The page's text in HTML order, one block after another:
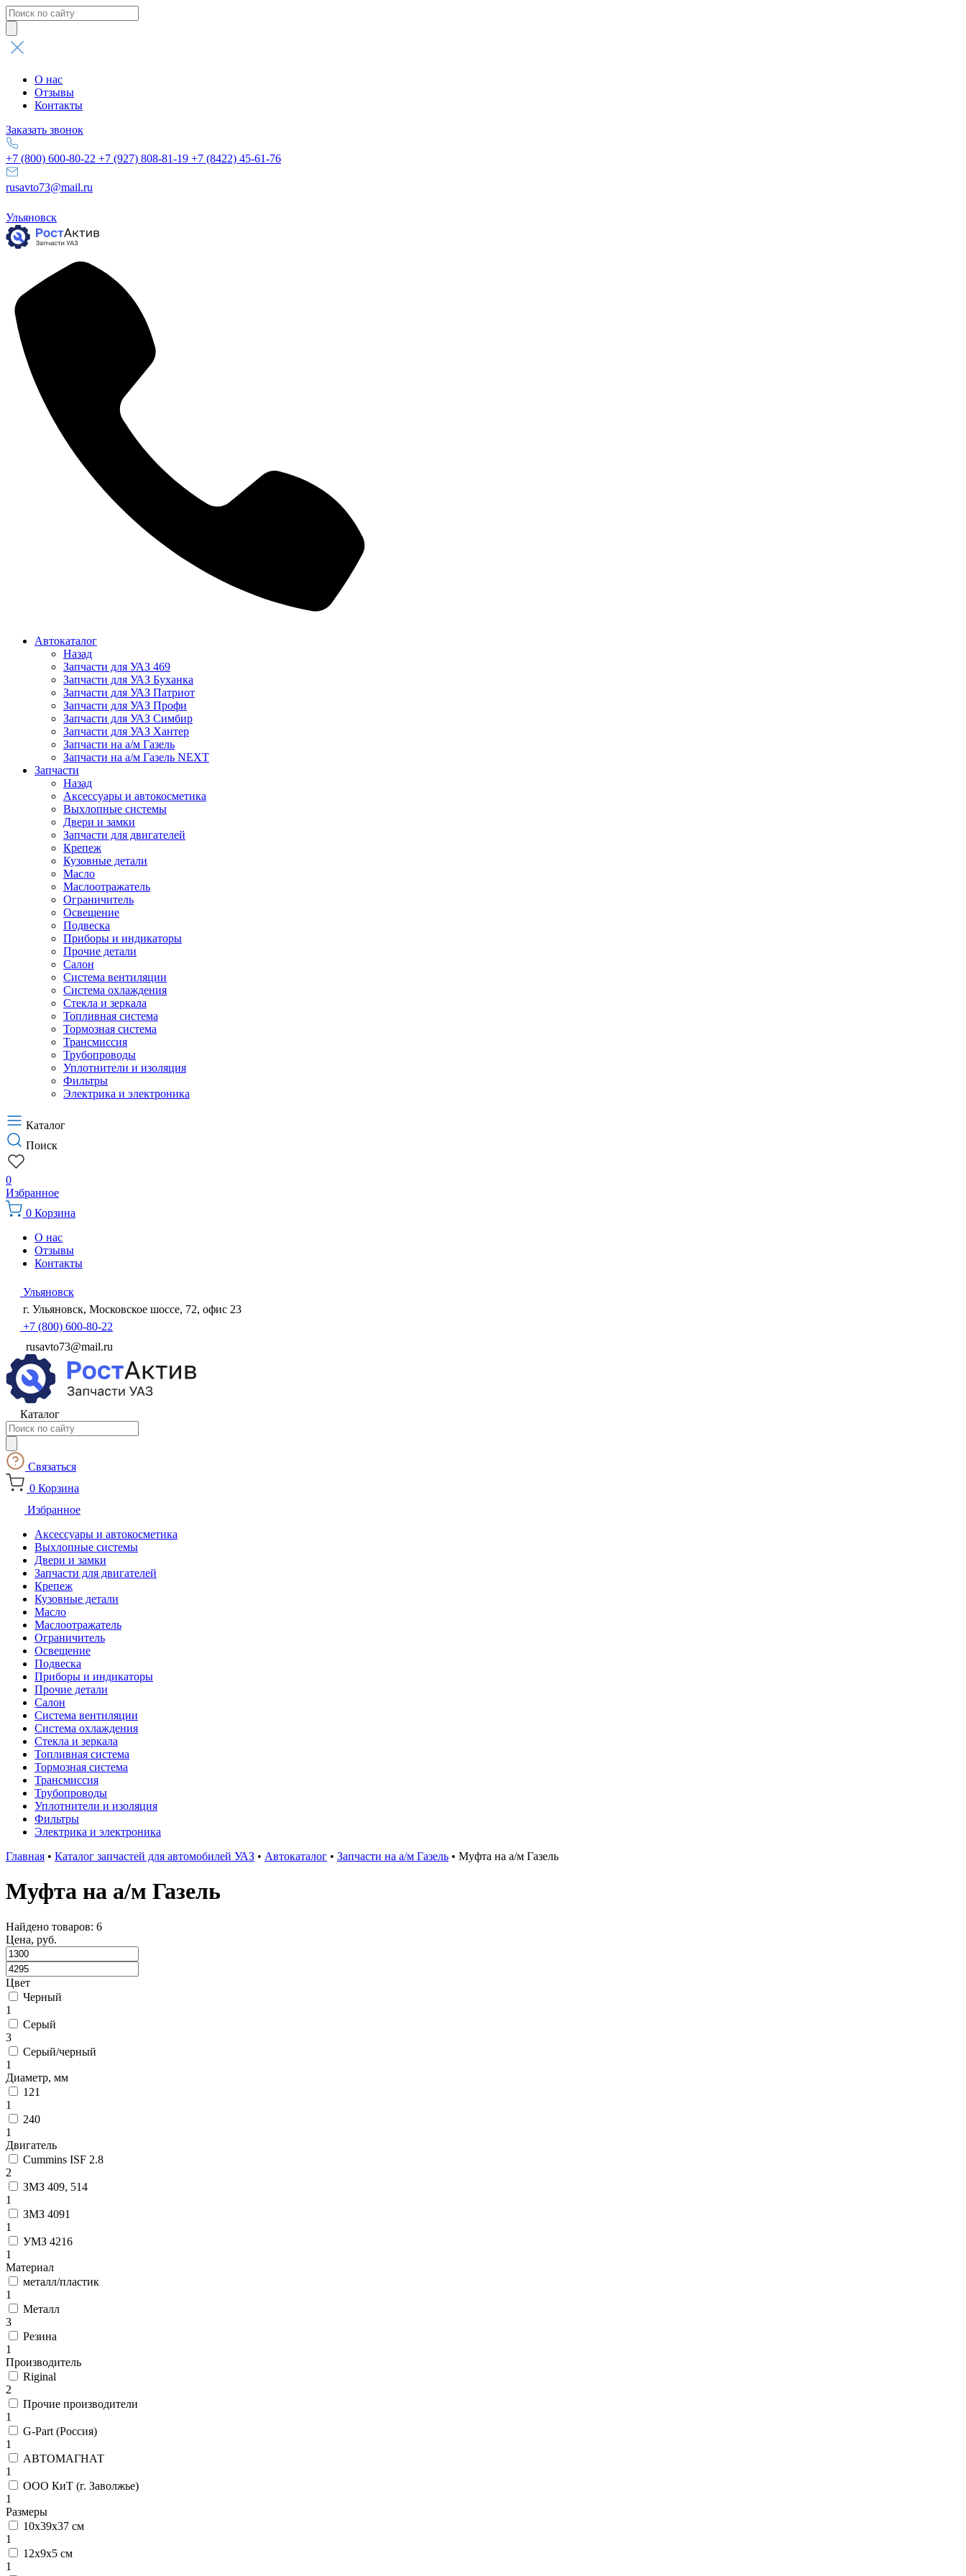
Поиск
товаров
О нас
Отзывы
Контакты
Заказать звонок
+7 (800) 600-80-22 +7 (927) 808-81-19 +7 (8422) 45-61-76
rusavto73@mail.ru
Ульяновск
Автокаталог
Назад
Запчасти для УАЗ 469
Запчасти для УАЗ Буханка
Запчасти для УАЗ Патриот
Запчасти для УАЗ Профи
Запчасти для УАЗ Симбир
Запчасти для УАЗ Хантер
Запчасти на а/м Газель
Запчасти на а/м Газель NEXT
Запчасти
Назад
Аксессуары и автокосметика
Выхлопные системы
Двери и замки
Запчасти для двигателей
Крепеж
Кузовные детали
Масло
Маслоотражатель
Ограничитель
Освещение
Подвеска
Приборы и индикаторы
Прочие детали
Салон
Система вентиляции
Система охлаждения
Стекла и зеркала
Топливная система
Тормозная система
Трансмиссия
Трубопроводы
Уплотнители и изоляция
Фильтры
Электрика и электроника
Каталог
Поиск
0
Избранное
0 Корзина
О нас
Отзывы
Контакты
Ульяновск
г. Ульяновск, Московское шоссе, 72, офис 23
+7 (800) 600-80-22
rusavto73@mail.ru
Каталог
Поиск
товаров
Связаться
0 Корзина
Избранное
Аксессуары и автокосметика
Выхлопные системы
Двери и замки
Запчасти для двигателей
Крепеж
Кузовные детали
Масло
Маслоотражатель
Ограничитель
Освещение
Подвеска
Приборы и индикаторы
Прочие детали
Салон
Система вентиляции
Система охлаждения
Стекла и зеркала
Топливная система
Тормозная система
Трансмиссия
Трубопроводы
Уплотнители и изоляция
Фильтры
Электрика и электроника
Главная • Каталог запчастей для автомобилей УАЗ • Автокаталог • Запчасти на а/м Газель • Муфта на а/м Газель
Муфта на а/м Газель
Найдено товаров: 6
Цена, руб.
Цвет
Черный
1
Серый
3
Серый/черный
1
Диаметр, мм
121
1
240
1
Двигатель
Cummins ISF 2.8
2
ЗМЗ 409, 514
1
ЗМЗ 4091
1
УМЗ 4216
1
Материал
металл/пластик
1
Металл
3
Резина
1
Производитель
Riginal
2
Прочие производители
1
G-Part (Россия)
1
АВТОМАГНАТ
1
ООО КиТ (г. Заволжье)
1
Размеры
10х39х37 см
1
12х9х5 см
1